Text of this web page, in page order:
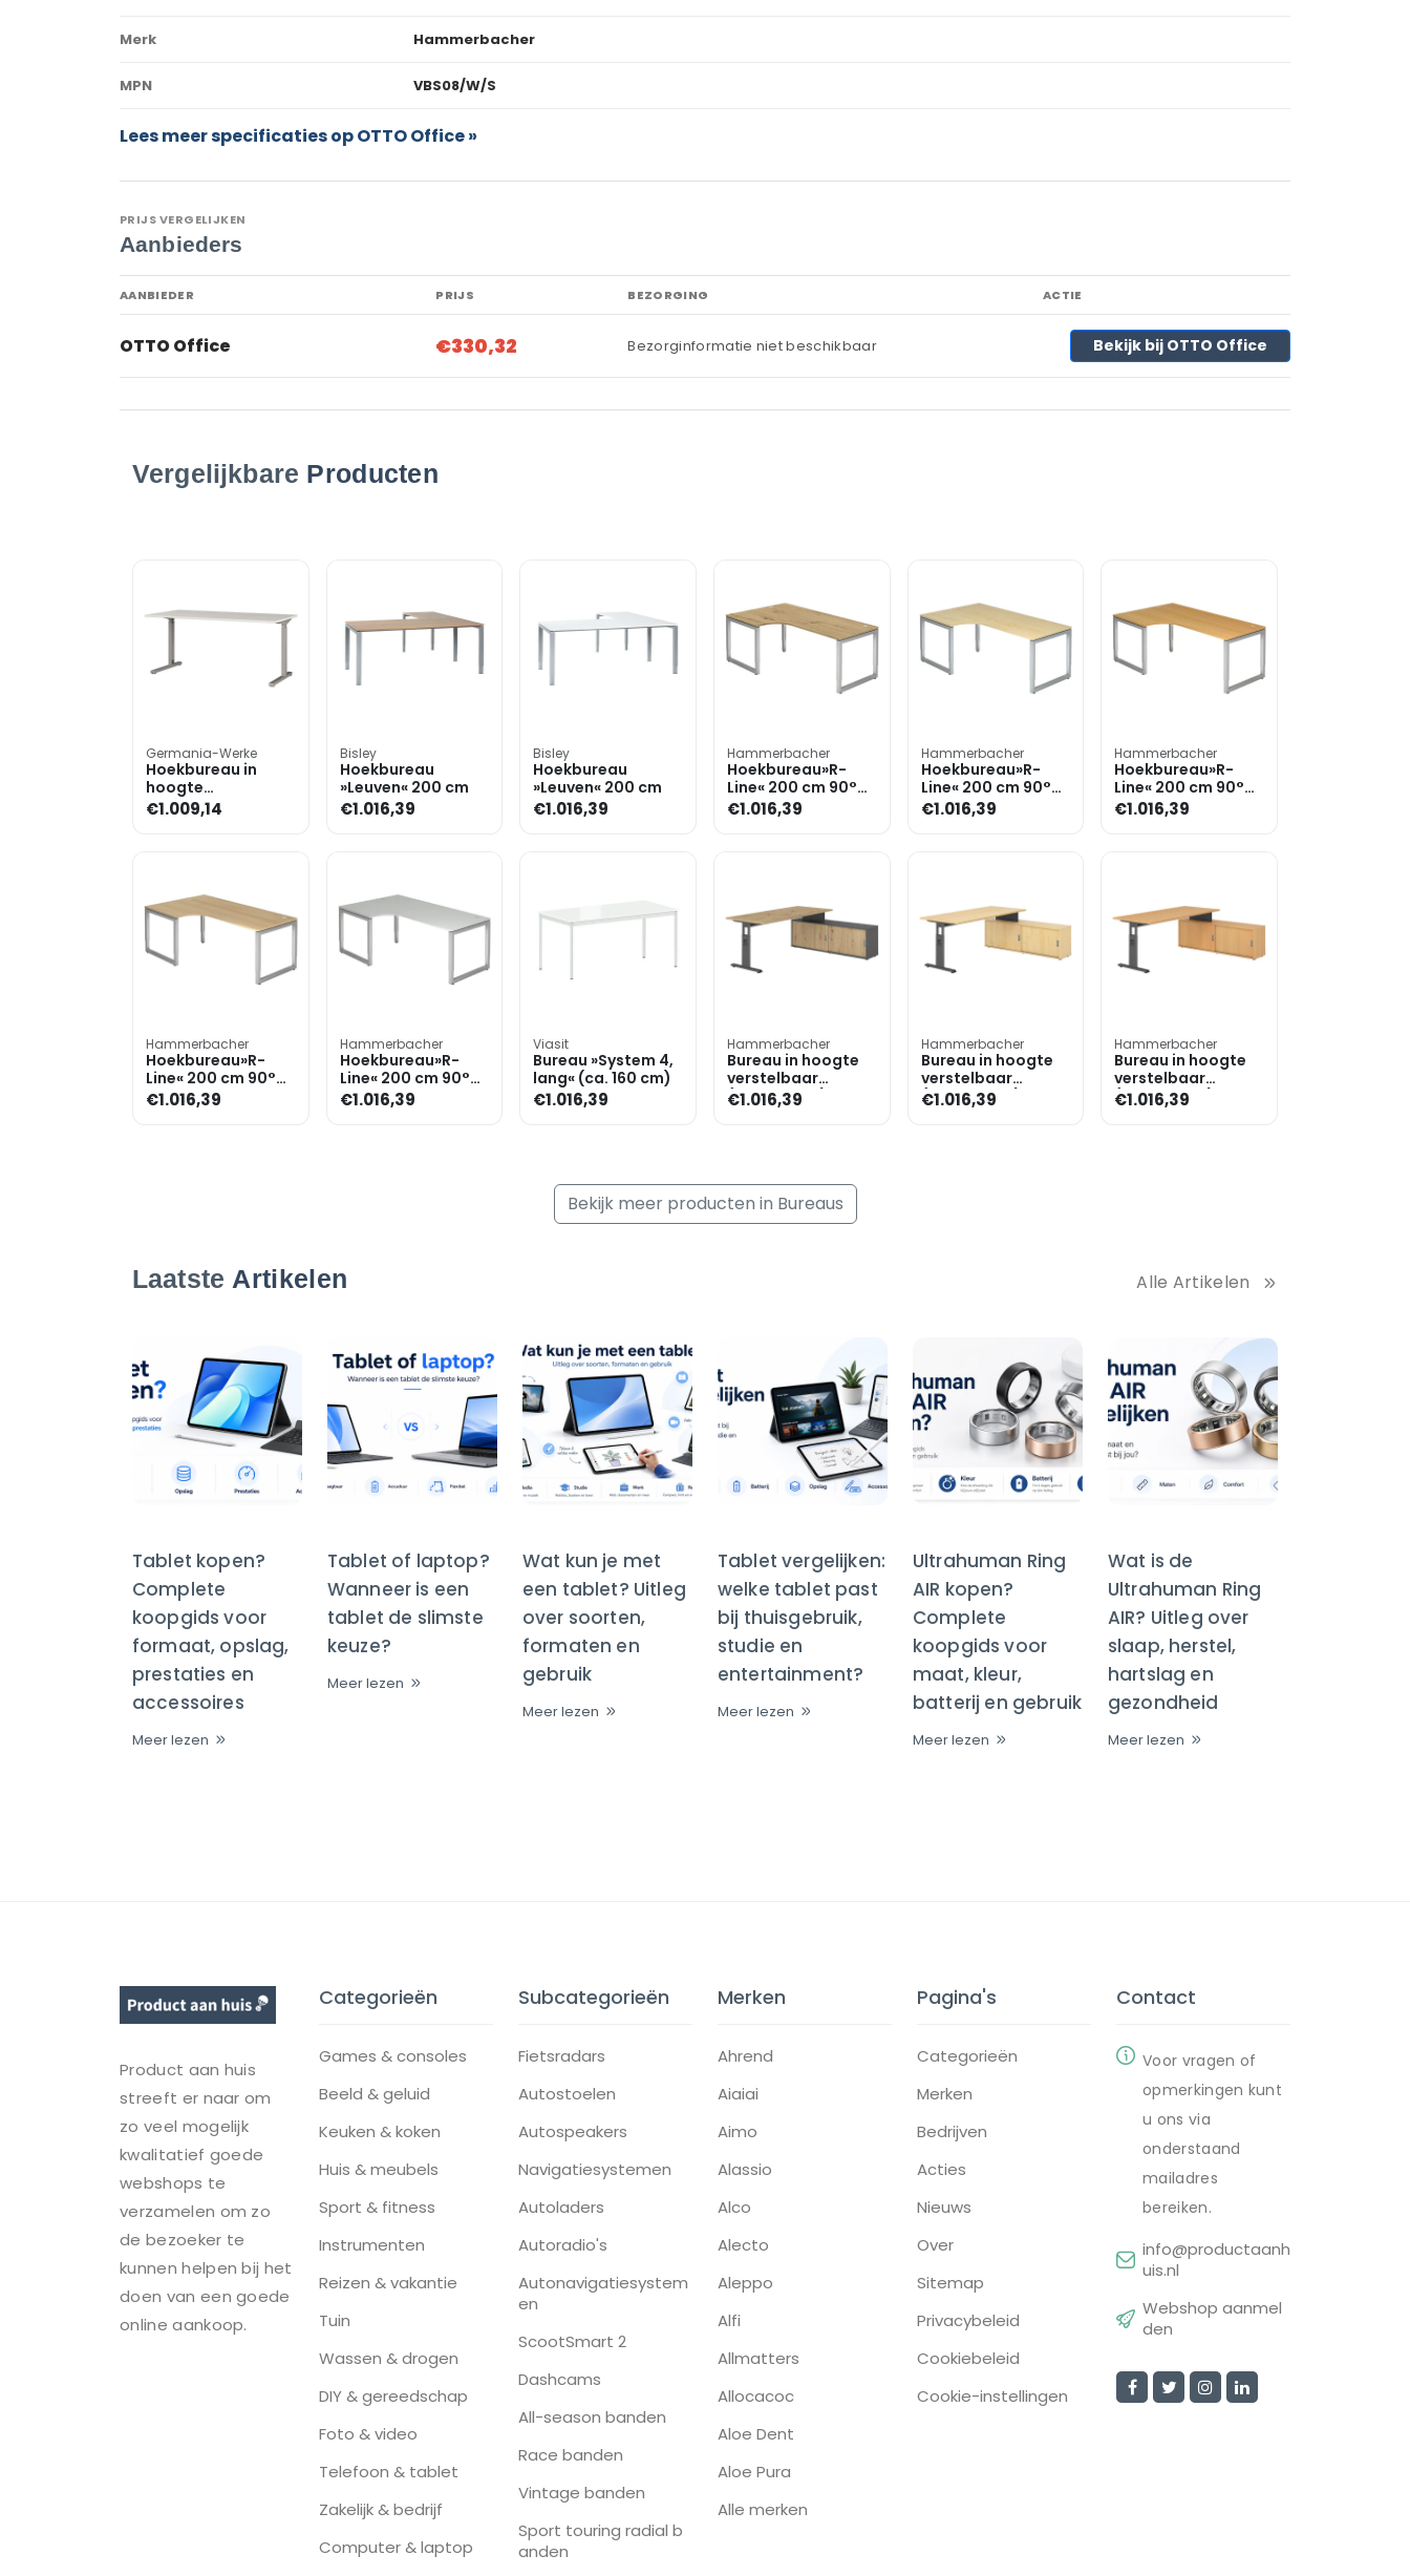
Merk Hammerbacher
MPN VBS08/W/S
Lees meer specificaties op OTTO Office »
PRIJS VERGELIJKEN
Aanbieders
AANBIEDER PRIJS BEZORGING ACTIE
OTTO Office €330,32 Bezorginformatie niet beschikbaar Bekijk bij OTTO Office
Vergelijkbare Producten
Germania-Werke
Hoekbureau in
hoogte
verstelbaar
(mechanisch)
€1.009,14
Bisley
Hoekbureau
»Leuven« 200 cm
€1.016,39
Bisley
Hoekbureau
»Leuven« 200 cm
€1.016,39
Hammerbacher
Hoekbureau»R-
Line« 200 cm 90°
hoek
€1.016,39
Hammerbacher
Hoekbureau»R-
Line« 200 cm 90°
hoek
€1.016,39
Hammerbacher
Hoekbureau»R-
Line« 200 cm 90°
hoek
€1.016,39
Hammerbacher
Hoekbureau»R-
Line« 200 cm 90°
hoek
€1.016,39
Hammerbacher
Hoekbureau»R-
Line« 200 cm 90°
hoek
€1.016,39
Viasit
Bureau »System 4,
lang« (ca. 160 cm)
€1.016,39
Hammerbacher
Bureau in hoogte
verstelbaar
(handmatig) incl.
dressoir »Alicante«
€1.016,39
Hammerbacher
Bureau in hoogte
verstelbaar
(handmatig) incl.
dressoir »Alicante«
€1.016,39
Hammerbacher
Bureau in hoogte
verstelbaar
(handmatig) incl.
dressoir »Alicante«
€1.016,39
Bekijk meer producten in Bureaus
Laatste Artikelen Alle Artikelen
Tablet kopen?
Complete
koopgids voor
formaat, opslag,
prestaties en
accessoires
Meer lezen
Tablet of laptop?
Wanneer is een
tablet de slimste
keuze?
Meer lezen
Wat kun je met
een tablet? Uitleg
over soorten,
formaten en
gebruik
Meer lezen
Tablet vergelijken:
welke tablet past
bij thuisgebruik,
studie en
entertainment?
Meer lezen
Ultrahuman Ring
AIR kopen?
Complete
koopgids voor
maat, kleur,
batterij en gebruik
Meer lezen
Wat is de
Ultrahuman Ring
AIR? Uitleg over
slaap, herstel,
hartslag en
gezondheid
Meer lezen
Product aan huis
streeft er naar om
zo veel mogelijk
kwalitatief goede
webshops te
verzamelen om zo
de bezoeker te
kunnen helpen bij het
doen van een goede
online aankoop.
Categorieën
Games & consoles
Beeld & geluid
Keuken & koken
Huis & meubels
Sport & fitness
Instrumenten
Reizen & vakantie
Tuin
Wassen & drogen
DIY & gereedschap
Foto & video
Telefoon & tablet
Zakelijk & bedrijf
Computer & laptop
Subcategorieën
Fietsradars
Autostoelen
Autospeakers
Navigatiesystemen
Autoladers
Autoradio's
Autonavigatiesystem
en
ScootSmart 2
Dashcams
All-season banden
Race banden
Vintage banden
Sport touring radial b
anden
Merken
Ahrend
Aiaiai
Aimo
Alassio
Alco
Alecto
Aleppo
Alfi
Allmatters
Allocacoc
Aloe Dent
Aloe Pura
Alle merken
Pagina's
Categorieën
Merken
Bedrijven
Acties
Nieuws
Over
Sitemap
Privacybeleid
Cookiebeleid
Cookie-instellingen
Contact
Voor vragen of
opmerkingen kunt
u ons via
onderstaand
mailadres
bereiken.
info@productaanh
uis.nl
Webshop aanmel
den